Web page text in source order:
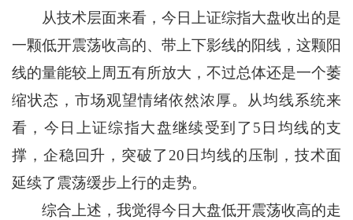
从技术层面来看，今日上证综指大盘收出的是
一颗低开震荡收高的、带上下影线的阳线，这颗阳
线的量能较上周五有所放大，不过总体还是一个萎
缩状态，市场观望情绪依然浓厚。从均线系统来
看，今日上证综指大盘继续受到了5日均线的支
撑，企稳回升，突破了20日均线的压制，技术面
延续了震荡缓步上行的走势。
综合上述，我觉得今日大盘低开震荡收高的走